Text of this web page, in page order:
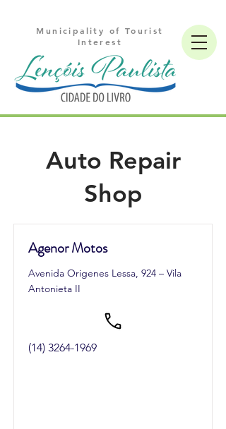
Municipality of Tourist
Interest
Auto Repair
Shop
Agenor Motos
Avenida Origenes Lessa, 924 – Vila
Antonieta II
(14) 3264-1969